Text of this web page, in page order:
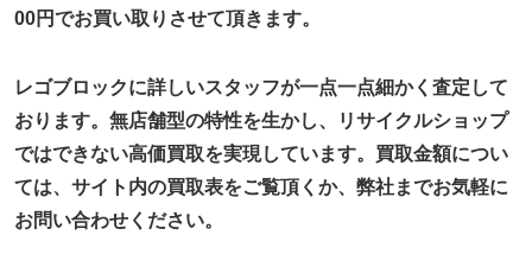
00円でお買い取りさせて頂きます。
レゴブロックに詳しいスタッフが一点一点細かく査定して
おります。無店舗型の特性を生かし、リサイクルショップ
ではできない高価買取を実現しています。買取金額につい
ては、サイト内の買取表をご覧頂くか、弊社までお気軽に
お問い合わせください。